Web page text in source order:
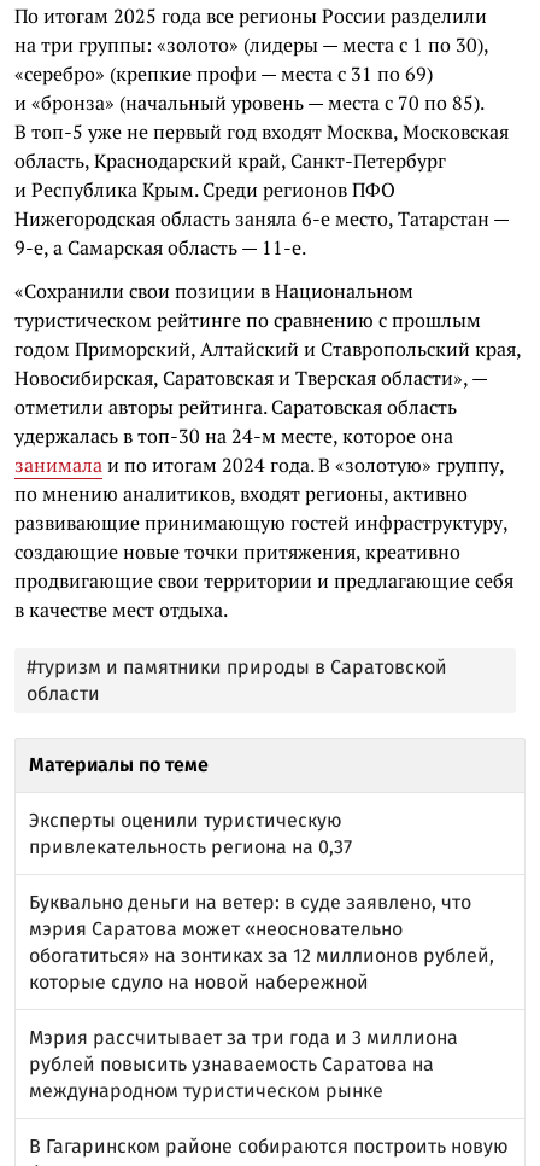
По итогам 2025 года все регионы России разделили
на три группы: «золото» (лидеры — места с 1 по 30),
«серебро» (крепкие профи — места с 31 по 69)
и «бронза» (начальный уровень — места с 70 по 85).
В топ-5 уже не первый год входят Москва, Московская
область, Краснодарский край, Санкт-Петербург
и Республика Крым. Среди регионов ПФО
Нижегородская область заняла 6-е место, Татарстан —
9-е, а Самарская область — 11-е.
«Сохранили свои позиции в Национальном
туристическом рейтинге по сравнению с прошлым
годом Приморский, Алтайский и Ставропольский края,
Новосибирская, Саратовская и Тверская области», —
отметили авторы рейтинга. Саратовская область
удержалась в топ-30 на 24-м месте, которое она
занималаи по итогам 2024 года. В «золотую» группу,
по мнению аналитиков, входят регионы, активно
развивающие принимающую гостей инфраструктуру,
создающие новые точки притяжения, креативно
продвигающие свои территории и предлагающие себя
в качестве мест отдыха.
#туризм и памятники природы в Саратовской
области
Материалы по теме
Эксперты оценили туристическую
привлекательность региона на 0,37
Буквально деньги на ветер: в суде заявлено, что
мэрия Саратова может «неосновательно
обогатиться» на зонтиках за 12 миллионов рублей,
которые сдуло на новой набережной
Мэрия рассчитывает за три года и 3 миллиона
рублей повысить узнаваемость Саратова на
международном туристическом рынке
В Гагаринском районе собираются построить новую